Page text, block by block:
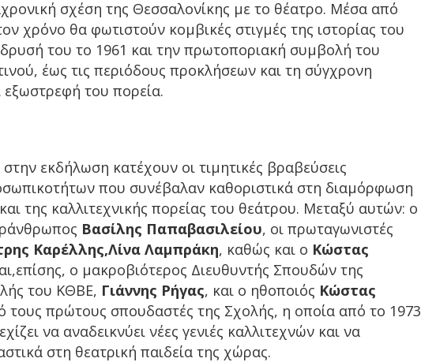
σχέση της Θεσσαλονίκης με το θέατρο. Μέσα από
χρόνο θα φωτιστούν κομβικές στιγμές της ιστορίας του
του το 1961 και την πρωτοποριακή συμβολή του
έως τις περιόδους προκλήσεων και τη σύγχρονη
εξωστρεφή του πορεία.
εκδήλωση κατέχουν οι τιμητικές βραβεύσεις
που συνέβαλαν καθοριστικά στη διαμόρφωση
της καλλιτεχνικής πορείας του θεάτρου. Μεταξύ αυτών: ο
Βασίλης Παπαβασιλείου, οι πρωταγωνιστές
Καρέλλης,Λίνα Λαμπράκη, καθώς και ο Κώστας
ο μακροβιότερος Διευθυντής Σπουδών της
του ΚΘΒΕ, Γιάννης Ρήγας, και ο ηθοποιός Κώστας
τους πρώτους σπουδαστές της Σχολής, η οποία από το 1973
να αναδεικνύει νέες γενιές καλλιτεχνών και να
στη θεατρική παιδεία της χώρας.